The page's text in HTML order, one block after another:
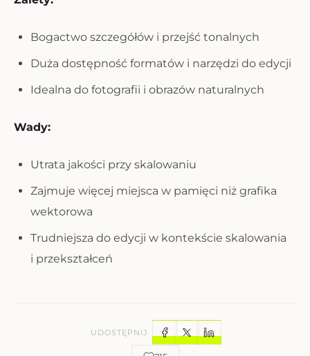
Bogactwo szczegółów i przejść tonalnych
Duża dostępność formatów i narzędzi do edycji
Idealna do fotografii i obrazów naturalnych
Wady:
Utrata jakości przy skalowaniu
Zajmuje więcej miejsca w pamięci niż grafika
wektorowa
Trudniejsza do edycji w kontekście skalowania
i przekształceń
UDOSTĘPNIJ